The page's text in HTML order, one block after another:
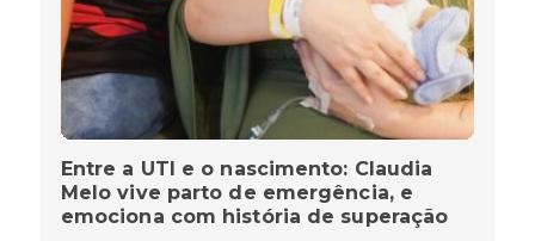
Entre a UTI e o nascimento: Claudia
Melo vive parto de emergência, e
emociona com história de superação